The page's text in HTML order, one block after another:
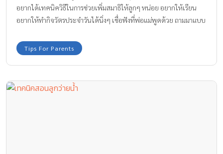
อยากได้เทคนิควิธีในการช่วยเพิ่มสมาธิให้ลูกๆ หน่อย อยากให้เรียน
อยากให้ทำกิจวัตรประจำวันได้นิ่งๆ เชื่อฟังที่พ่อแม่พูดด้วย ถามมาแบบ
Tips For Parents